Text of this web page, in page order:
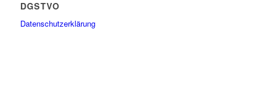
DGSTVO
Datenschutzerklärung